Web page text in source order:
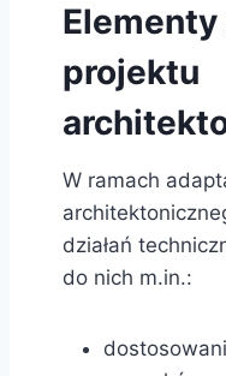
projektu
W ramach
działań
do nich m.in.: